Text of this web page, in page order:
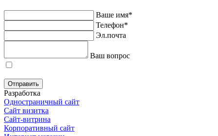
Ваше имя*
Телефон*
Эл.почта
Ваш вопрос
Отправить
Разработка
Одностраничный сайт
Сайт визитка
Сайт-витрина
Корпоративный сайт